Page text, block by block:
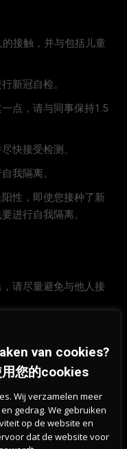
接触，并与包括儿童
新冠自检。
点，请与同事保持1.5
快接受检测。
我隔离。
性，即使您接种了新
进行自我隔离。
请尽量避免与他人接
van cookies?
您的cookies
Wij verzamelen meer
gedrag. We gebruiken
op de website en
dat de website voor